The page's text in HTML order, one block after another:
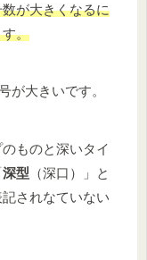
が大きくなるに
。
が大きいです。
ものと深いタイ
深型 （深口）」と
されなていない